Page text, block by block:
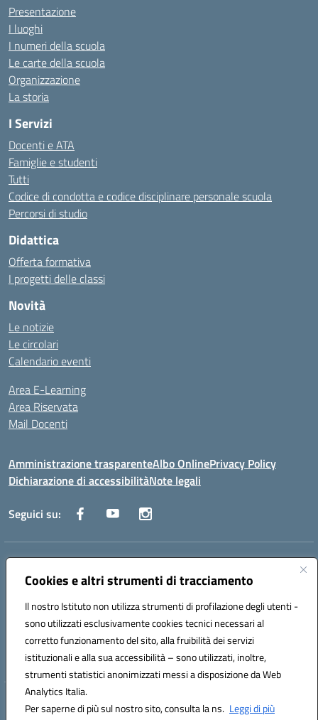
Cookies e altri strumenti di tracciamento
Il nostro Istituto non utilizza strumenti di profilazione degli utenti -
sono utilizzati esclusivamente cookies tecnici necessari al
corretto funzionamento del sito, alla fruibilità dei servizi
istituzionali e alla sua accessibilità – sono utilizzati, inoltre,
strumenti statistici anonimizzati messi a disposizione da Web
Analytics Italia.
Per saperne di più sul nostro sito, consulta la ns. Leggi di più
Presentazione
I luoghi
I numeri della scuola
Le carte della scuola
Organizzazione
La storia
I Servizi
Docenti e ATA
Famiglie e studenti
Tutti
Codice di condotta e codice disciplinare personale scuola
Percorsi di studio
Didattica
Offerta formativa
I progetti delle classi
Novità
Le notizie
Le circolari
Calendario eventi
Area E-Learning
Area Riservata
Mail Docenti
Amministrazione trasparenteAlbo OnlinePrivacy Policy
Dichiarazione di accessibilitàNote legali
Seguici su:
Indirizzo:
Centralino:0885 417864 Email:fgpc180008@istruzione.it
Codice fiscale: 90043150714
Codice meccanografico:
FGPC180008
Codice Indice delle Pubbliche Amministrazioni (IPA): lzcc
Hosting & Powered by 3D Solution S.r.l.